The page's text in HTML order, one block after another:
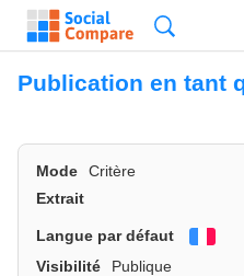
Publication en tant
Mode Critère
Extrait
Langue par défaut
Visibilité
Publique